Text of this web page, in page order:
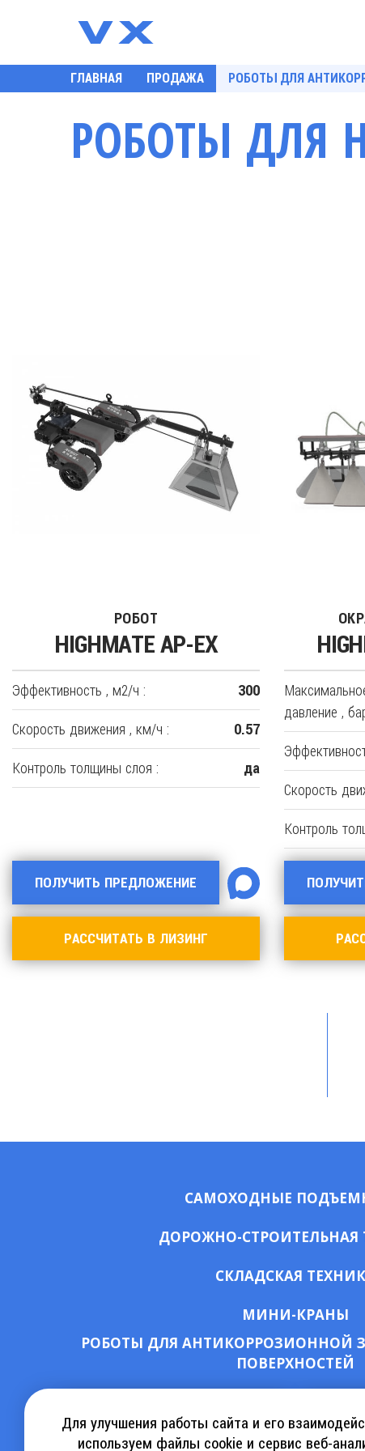
ГЛАВНАЯ ПРОДАЖА РОБОТЫ ДЛЯ
РОБОТЫ ДЛЯ
РОБОТ
HIGHMATE AP-EX
Эффективность , м2/ч : 300
Скорость движения , км/ч : 0.57
Контроль толщины слоя : да
ПОЛУЧИТЬ ПРЕДЛОЖЕНИЕ
РАССЧИТАТЬ В ЛИЗИНГ
давление ,
Скорость
Контроль
САМОХОДНЫЕ
ДОРОЖНО-СТРОИТЕЛЬНАЯ
СКЛАДСКАЯ
МИНИ-КРАНЫ
РОБОТЫ ДЛЯ АНТИКОРРОЗИОННОЙ
ПОВЕРХНОСТЕЙ
СКАЧАТЬ КАТАЛОГ АРЕНДЫ
Для улучшения работы сайта и его
используем файлы cookie и сервис веб-